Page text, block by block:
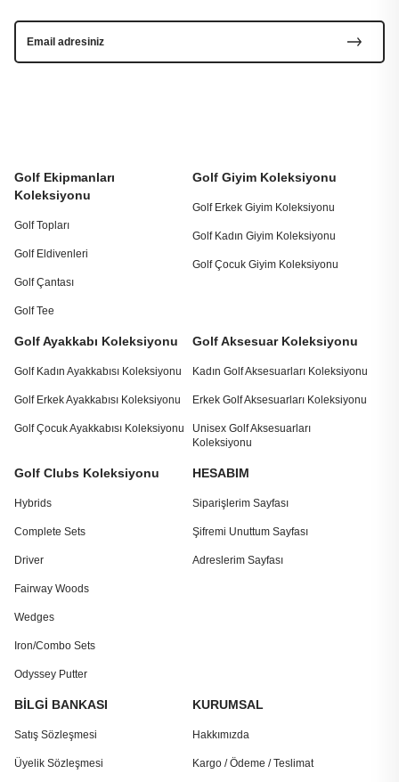
Golf Ekipmanları
Koleksiyonu
Golf Topları
Golf Eldivenleri
Golf Çantası
Golf Tee
Golf Giyim Koleksiyonu
Golf Erkek Giyim Koleksiyonu
Golf Kadın Giyim Koleksiyonu
Golf Çocuk Giyim Koleksiyonu
Golf Ayakkabı Koleksiyonu
Golf Kadın Ayakkabısı Koleksiyonu
Golf Erkek Ayakkabısı Koleksiyonu
Golf Çocuk Ayakkabısı Koleksiyonu
Golf Aksesuar Koleksiyonu
Kadın Golf Aksesuarları Koleksiyonu
Erkek Golf Aksesuarları Koleksiyonu
Unisex Golf Aksesuarları
Koleksiyonu
Golf Clubs Koleksiyonu
Hybrids
Complete Sets
Driver
Fairway Woods
Wedges
Iron/Combo Sets
Odyssey Putter
HESABIM
Siparişlerim Sayfası
Şifremi Unuttum Sayfası
Adreslerim Sayfası
BİLGİ BANKASI
Satış Sözleşmesi
Üyelik Sözleşmesi
KURUMSAL
Hakkımızda
Kargo / Ödeme / Teslimat